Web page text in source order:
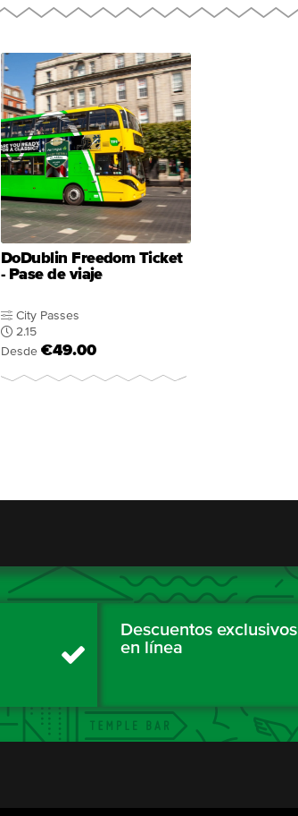
DoDublin Freedom Ticket
- Pase de viaje
City Passes
2.15
Desde €49.00
Descuentos exclusivos
en línea